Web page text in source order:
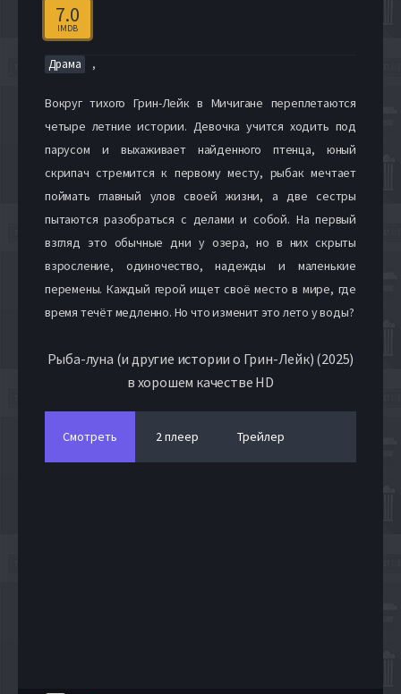
7.0
IMDB
Драма ,
Вокруг тихого Грин-Лейк в Мичигане переплетаются
четыре летние истории. Девочка учится ходить под
парусом и выхаживает найденного птенца, юный
скрипач стремится к первому месту, рыбак мечтает
поймать главный улов своей жизни, а две сестры
пытаются разобраться с делами и собой. На первый
взгляд это обычные дни у озера, но в них скрыты
взросление, одиночество, надежды и маленькие
перемены. Каждый герой ищет своё место в мире, где
время течёт медленно. Но что изменит это лето у воды?
Рыба-луна (и другие истории о Грин-Лейк) (2025)
в хорошем качестве HD
Смотреть 2 плеер Трейлер